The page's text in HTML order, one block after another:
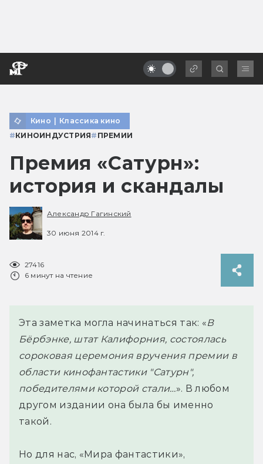
Кино | Классика кино
#КИНОИНДУСТРИЯ# ПРЕМИИ
Премия «Сатурн»:
история и скандалы
Александр Гагинский
30 июня 2014 г.
27416
6 минут на чтение
Эта заметка могла начинаться так: «В
Бёрбэнке, штат Калифорния, состоялась
сороковая церемония вручения премии в
области кинофантастики "Сатурн",
победителями которой стали…». В любом
другом издании она была бы именно
такой.
Но для нас, «Мира фантастики»,